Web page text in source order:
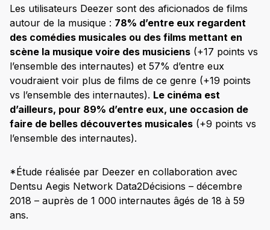
Les utilisateurs Deezer sont des aficionados de films
autour de la musique : 78% d’entre eux regardent
des comédies musicales ou des films mettant en
scène la musique voire des musiciens (+17 points vs
l’ensemble des internautes) et 57% d’entre eux
voudraient voir plus de films de ce genre (+19 points
vs l’ensemble des internautes). Le cinéma est
d’ailleurs, pour 89% d’entre eux, une occasion de
faire de belles découvertes musicales (+9 points vs
l’ensemble des internautes).
*Étude réalisée par Deezer en collaboration avec
Dentsu Aegis Network Data2Décisions – décembre
2018 – auprès de 1 000 internautes âgés de 18 à 59
ans.